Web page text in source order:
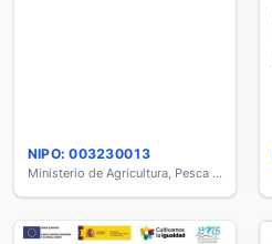
NIPO: 003230013
Ministerio de Agricultura, Pesca y Alimentación